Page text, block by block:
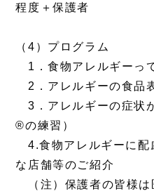
程度＋保護者
（4）プログラム
1．食物アレルギーっ
2．アレルギーの食品
3．アレルギーの症状
®の練習）
4.食物アレルギーに配
な店舗等のご紹介
（注）保護者の皆様は